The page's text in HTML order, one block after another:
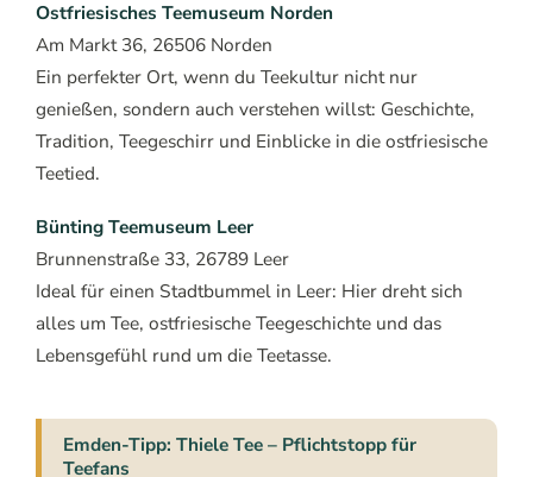
Ostfriesisches Teemuseum Norden
Am Markt 36, 26506 Norden
Ein perfekter Ort, wenn du Teekultur nicht nur
genießen, sondern auch verstehen willst: Geschichte,
Tradition, Teegeschirr und Einblicke in die ostfriesische
Teetied.
Bünting Teemuseum Leer
Brunnenstraße 33, 26789 Leer
Ideal für einen Stadtbummel in Leer: Hier dreht sich
alles um Tee, ostfriesische Teegeschichte und das
Lebensgefühl rund um die Teetasse.
Emden-Tipp: Thiele Tee – Pflichtstopp für
Teefans